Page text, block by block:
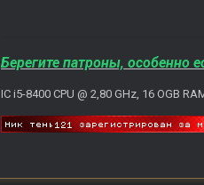
Берегите патроны, особенно
IC i5-8400 CPU @ 2,80 GHz, 16 OGB